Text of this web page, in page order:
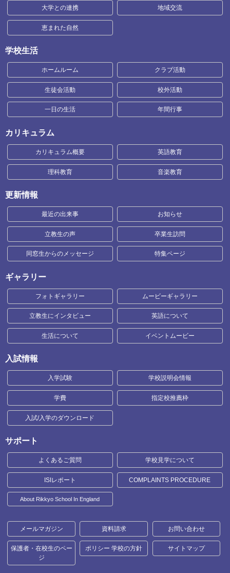
大学との連携 地域交流
恵まれた自然
学校生活
ホームルーム クラブ活動
生徒会活動 校外活動
一日の生活 年間行事
カリキュラム
カリキュラム概要 英語教育
理科教育 音楽教育
更新情報
最近の出来事 お知らせ
立教生の声 卒業生訪問
同窓生からのメッセージ 特集ページ
ギャラリー
フォトギャラリー ムービーギャラリー
立教生にインタビュー 英語について
生活について イベントムービー
入試情報
入学試験 学校説明会情報
学費 指定校推薦枠
入試/入学のダウンロード
サポート
よくあるご質問 学校見学について
ISIレポート COMPLAINTS PROCEDURE
About Rikkyo School In England
メールマガジン 資料請求 お問い合わせ
保護者・在校生のペー
ジ
ポリシー 学校の方針 サイトマップ